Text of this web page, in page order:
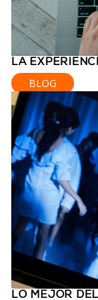
LA
BLOG
LO MEJOR